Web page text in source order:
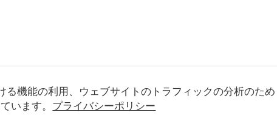
る機能の利用、ウェブサイトのトラフィックの分析のため
います。 プライバシーポリシー